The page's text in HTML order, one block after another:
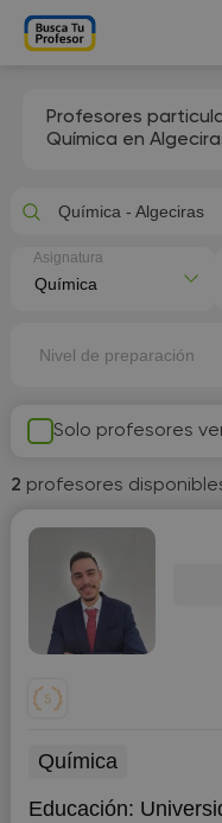
Profesores
Química en
Solo profesores
2 profesores
Química
Educación:
Química - Algeciras
Asignatura
Nivel de preparación